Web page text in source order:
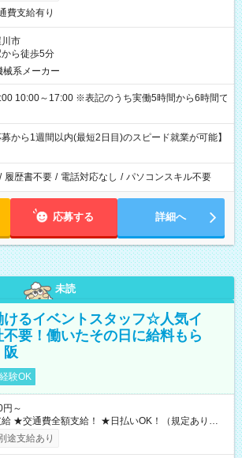
費支給有り
市
ら徒歩5分
械系メーカー
※表記のうち実働5時間から6時間で
から1週間以内(最短2日目)のスピード就業が可能】
/ 履歴書不要 / 電話対応なし / パソコンスキル不要
応募する 詳細へ
未読
けるイベントスタッフ☆人気イ
要！働いたその日に給料もら
験OK
円～
あり） ┗
日に現金GET♪ お仕事後はコンビニATMから 日払
途支給あり